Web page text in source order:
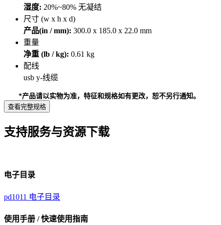
湿度: 20%~80% 无凝结
尺寸 (w x h x d)
产品(in / mm): 300.0 x 185.0 x 22.0 mm
重量
净重 (lb / kg): 0.61 kg
配线
usb y-线缆
*产品请以实物为准，特征和规格如有更改，恕不另行通知。
查看完整规格
支持服务与资源下载
电子目录
pd1011 电子目录
使用手册 / 快速使用指南